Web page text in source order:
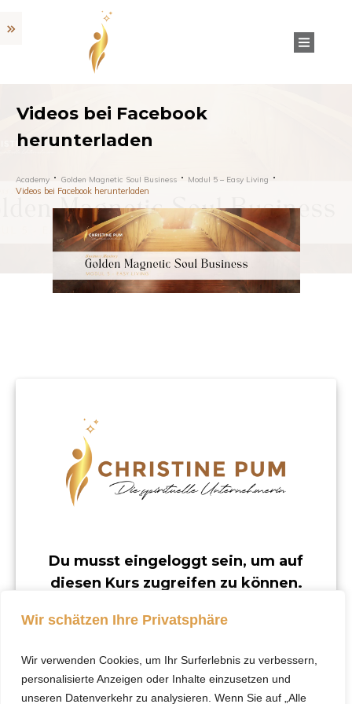
Wir schätzen Ihre Privatsphäre
Wir verwenden Cookies, um Ihr Surferlebnis zu verbessern,
personalisierte Anzeigen oder Inhalte einzusetzen und
unseren Datenverkehr zu analysieren. Wenn Sie auf „Alle
Videos bei Facebook
herunterladen
Academy Golden Magnetic Soul Business Modul 5 – Easy Living
Videos bei Facebook herunterladen
Du musst eingeloggt sein, um auf
diesen Kurs zugreifen zu können.
verfügbar.
Klicke hier, um dich
einzuloggen.